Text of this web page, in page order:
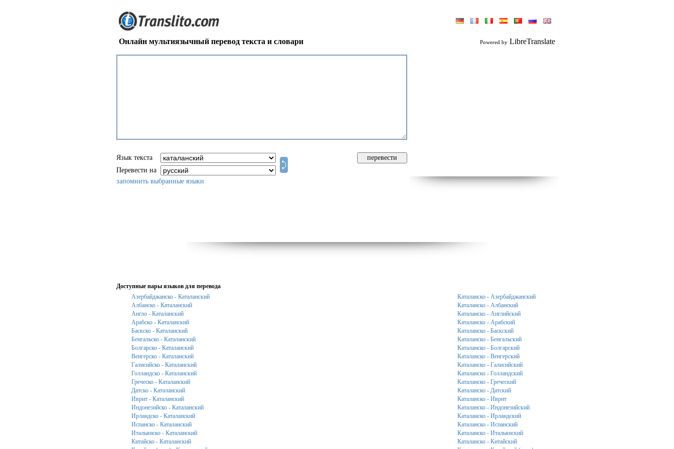
Онлайн мультиязычный перевод текста и словари Powered by LibreTranslate
Язык текста
Перевести на
запомнить выбранные языки
Доступные пары языков для перевода
Азербайджанско - Каталанский
Каталанско - Азербайджанский
Албанско - Каталанский
Каталанско - Албанский
Англо - Каталанский
Каталанско - Английский
Арабско - Каталанский
Каталанско - Арабский
Баскско - Каталанский
Каталанско - Баскский
Бенгальско - Каталанский
Каталанско - Бенгальский
Болгарско - Каталанский
Каталанско - Болгарский
Венгерско - Каталанский
Каталанско - Венгерский
Галисийско - Каталанский
Каталанско - Галисийский
Голландско - Каталанский
Каталанско - Голландский
Греческо - Каталанский
Каталанско - Греческий
Датско - Каталанский
Каталанско - Датский
Иврит - Каталанский
Каталанско - Иврит
Индонезийско - Каталанский
Каталанско - Индонезийский
Ирландско - Каталанский
Каталанско - Ирландский
Испанско - Каталанский
Каталанско - Испанский
Итальянско - Каталанский
Каталанско - Итальянский
Китайско - Каталанский
Каталанско - Китайский